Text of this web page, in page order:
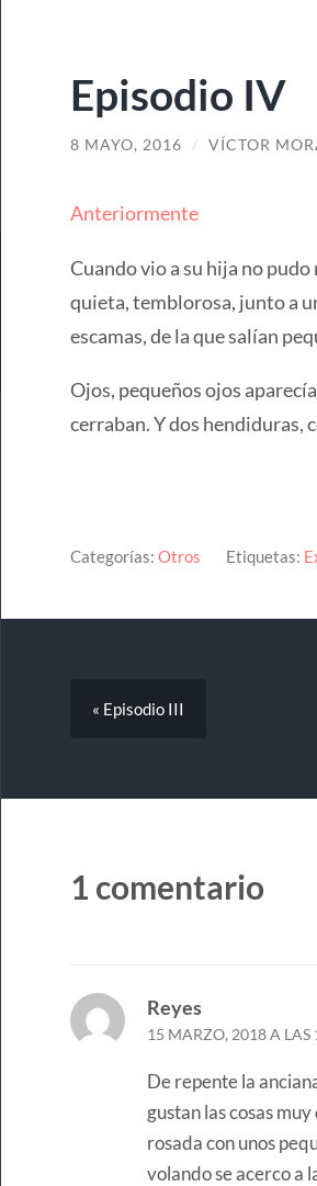
Episodio IV
8 MAYO, 2016 / VÍCTOR
Anteriormente
Cuando vio a su hija no
quieta, temblorosa, junto a
escamas, de la que salían
Ojos, pequeños ojos
cerraban. Y dos hendiduras,
Categorías: Otros Etiquetas:
« Episodio III
1 comentario
Reyes
15 MARZO, 2018 A LAS
De repente la
gustan las cosas
rosada con unos
volando se acerco a